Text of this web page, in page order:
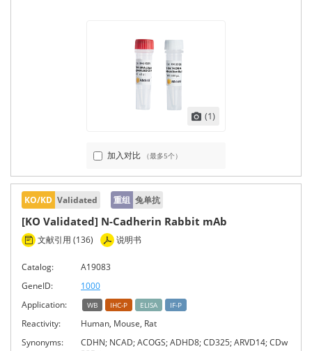
(1)
加入对比 （最多5个）
KO/KD Validated 重组 兔单抗
[KO Validated] N-Cadherin Rabbit mAb
文献引用 (136) 说明书
Catalog:
A19083
GeneID:
1000
Application:
WB IHC-P ELISA IF-P
Reactivity:
Human, Mouse, Rat
Synonyms:
CDHN; NCAD; ACOGS; ADHD8; CD325; ARVD14; CDw